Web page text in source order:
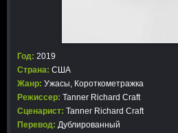
Год: 2019
Страна: США
Жанр: Ужасы, Короткометражка
Режиссер: Tanner Richard Craft
Сценарист: Tanner Richard Craft
Перевод: Дублированный